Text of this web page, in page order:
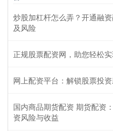
炒股加杠杆怎么弄？开通融
及风险
正规股票配资网，助您轻松
网上配资平台：解锁股票投
国内商品期货配资 期货配资
资风险与收益